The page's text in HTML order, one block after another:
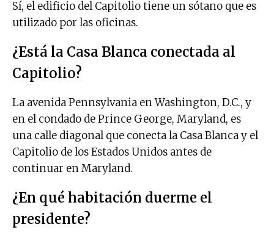
Sí, el edificio del Capitolio tiene un sótano que es
utilizado por las oficinas.
¿Está la Casa Blanca conectada al
Capitolio?
La avenida Pennsylvania en Washington, D.C., y
en el condado de Prince George, Maryland, es
una calle diagonal que conecta la Casa Blanca y el
Capitolio de los Estados Unidos antes de
continuar en Maryland.
¿En qué habitación duerme el
presidente?